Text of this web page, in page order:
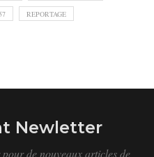
REPORTAGE
Newletter
de nouveaux articles de